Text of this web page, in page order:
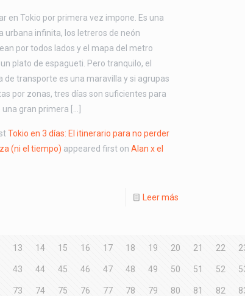
en Tokio por primera vez impone. Es una
urbana infinita, los letreros de neón
por todos lados y el mapa del metro
plato de espagueti. Pero tranquilo, el
de transporte es una maravilla y si agrupas
por zonas, tres días son suficientes para
una gran primera […]
Tokio en 3 días: El itinerario para no perder
(ni el tiempo) appeared first on Alan x el
Leer más
13 14 15 16 17 18 19 20 21 22
43 44 45 46 47 48 49 50 51 52
73 74 75 76 77 78 79 80 81 82